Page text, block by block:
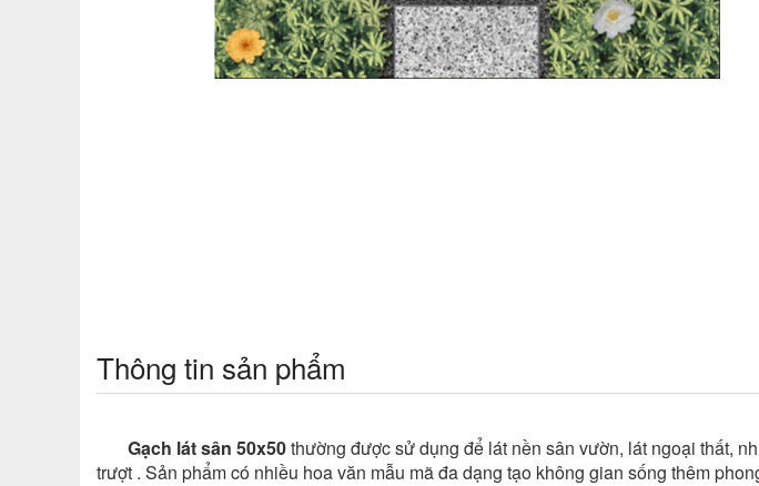
Thông tin sản phẩm
Gạch lát sân 50x50thường được sử dụng để lát nền sân vườn, lát ngoại thất,
trượt . Sản phẩm có nhiều hoa văn mẫu mã đa dạng tạo không gian sống thêm